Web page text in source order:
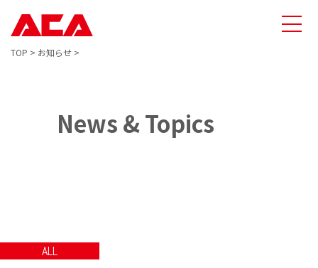
TOP > お知らせ >
News & Topics
ALL